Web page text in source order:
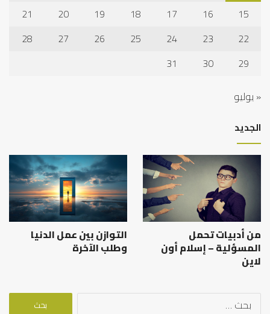
15
16
17
18
19
20
21
22
23
24
25
26
27
28
29
30
31
« يوليو
الجديد
من أدبيات تحمل
المسؤلية – إسلام أون
لاين
التوازن بين عمل الدنيا
وطلب الآخرة
البحث